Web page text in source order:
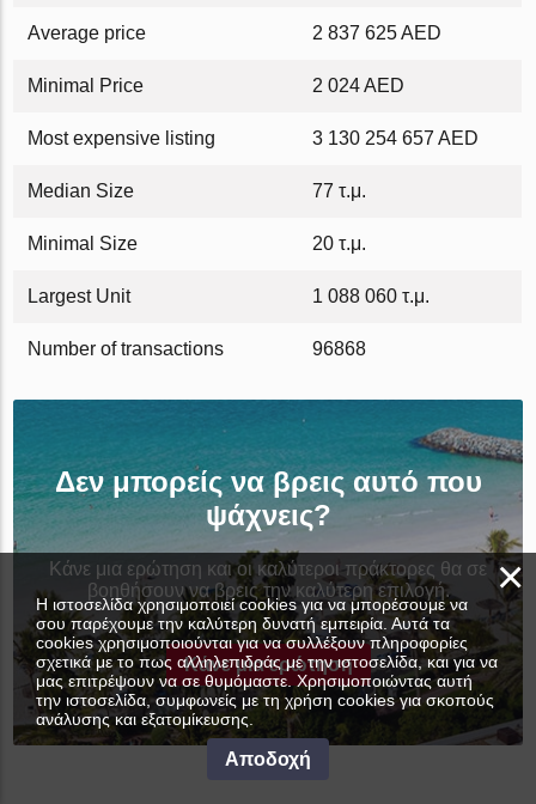
Average price 2 837 625 AED
Minimal Price 2 024 AED
Most expensive listing 3 130 254 657 AED
Median Size 77 τ.μ.
Minimal Size 20 τ.μ.
Largest Unit 1 088 060 τ.μ.
Number of transactions 96868
Δεν μπορείς να βρεις αυτό που
ψάχνεις?
Κάνε μια ερώτηση και οι καλύτεροι πράκτορες θα σε
βοηθήσουν να βρεις την καλύτερη επιλογή.
Κάνε μια ερώτηση
×
Η ιστοσελίδα χρησιμοποιεί cookies για να μπορέσουμε να
σου παρέχουμε την καλύτερη δυνατή εμπειρία. Αυτά τα
cookies χρησιμοποιούνται για να συλλέξουν πληροφορίες
σχετικά με το πως αλληλεπιδράς με την ιστοσελίδα, και για να
μας επιτρέψουν να σε θυμόμαστε. Χρησιμοποιώντας αυτή
την ιστοσελίδα, συμφωνείς με τη χρήση cookies για σκοπούς
ανάλυσης και εξατομίκευσης.
Αποδοχή